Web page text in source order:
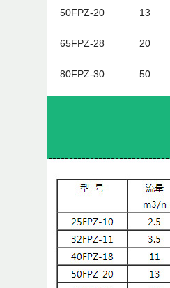
50FPZ-20 13
65FPZ-28 20
80FPZ-30 50